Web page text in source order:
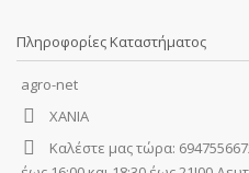
Πληροφορίες Καταστήματος
agro-net
ΧΑΝΙΑ
Καλέστε μας τώρα: